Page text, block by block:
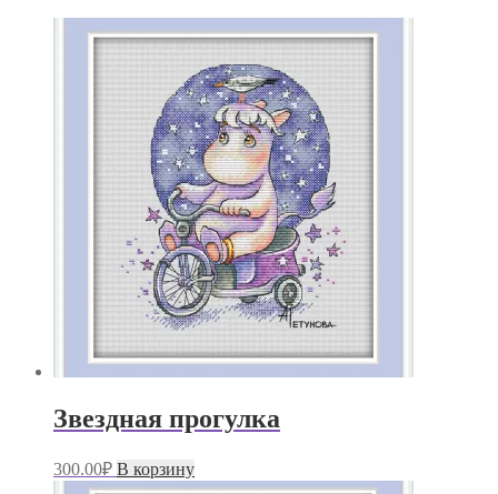
Звездная прогулка
300.00₽ В корзину